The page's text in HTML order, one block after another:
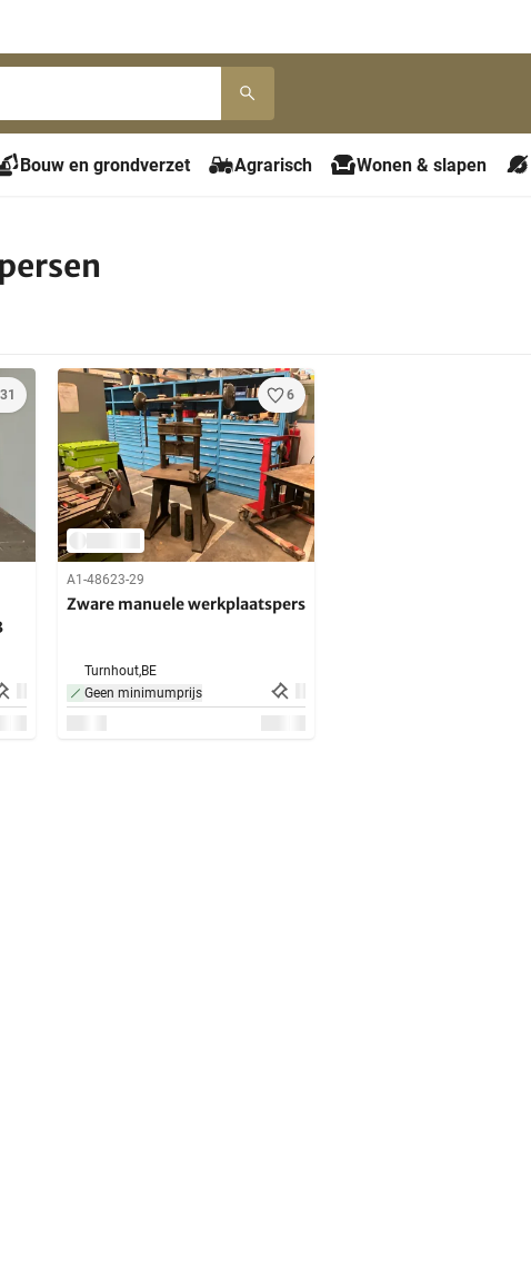
Bouw en grondverzet Agrarisch Wonen & slapen
31 6
A1-48623-29
Zware manuele werkplaatspers
Turnhout,BE
Geen minimumprijs